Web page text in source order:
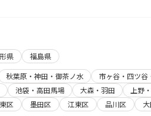
県 福島県
秋葉原・神田・御茶ノ水 市ヶ谷・四ツ谷
池袋・高田馬場 大森・羽田 上野
区 墨田区 江東区 品川区